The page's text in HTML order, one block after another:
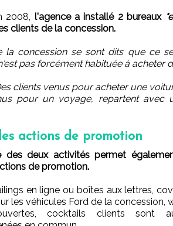
2008, l'agence a installé 2 bureaux
clients de la concession.
la concession se sont dits que ce
pas forcément habituée à acheter
clients venus pour acheter une
pour un voyage, repartent avec
actions de promotion
des deux activités permet
de promotion.
en ligne ou boîtes aux lettres,
les véhicules Ford de la concession,
cocktails clients sont